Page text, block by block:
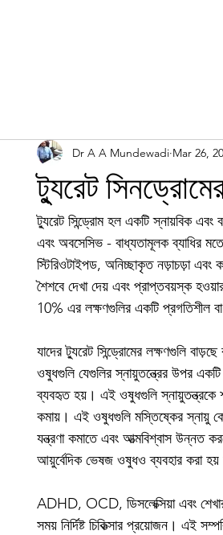
ট্যুরেট
Dr A A Mundewadi Mar 26,
ট্যুরেট সিন্ড্রোম হল একটি স্নায়বিক এবং
এবং অবসেসিভ - বাধ্যতামূলক ব্যাধির
স্টিরিওটাইপড, অনিচ্ছাকৃত নড়াচড়া এবং
শৈশবে দেখা দেয় এবং প্রাপ্তবয়স্ক
10% এর লক্ষণগুলির একটি প্রগতিশীল
যাদের ট্যুরেট সিন্ড্রোমের লক্ষণগুলি
ওষুধগুলি যেগুলির স্নায়ুতন্ত্রের উপর
ব্যবহৃত হয়। এই ওষুধগুলি স্নায়ুতন্ত্রকে
কমায়। এই ওষুধগুলি মস্তিষ্কের স্নায়ু
যন্ত্রণা কমাতে এবং আত্মবিশ্বাস
আয়ুর্বেদিক ভেষজ ওষুধও ব্যবহার করা হয়
ADHD, OCD, ডিসলেক্সিয়া এবং
সময় নির্দিষ্ট চিকিত্সার প্রয়োজন। এই